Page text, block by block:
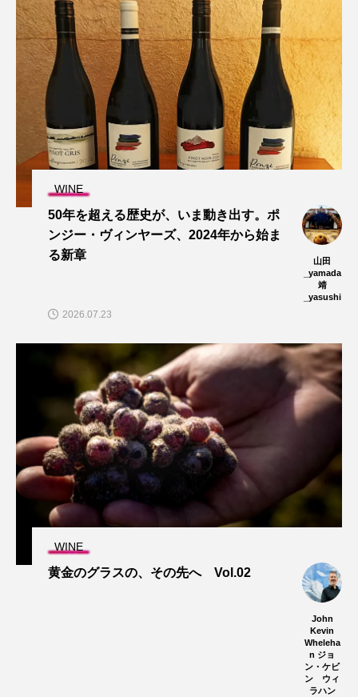
WINE
50年を超える歴史が、いま動き出す。ポ
ンジー・ヴィンヤーズ、2024年から始ま
る新章
山田
_yamada
靖
_yasushi
2026.07.23
WINE
黄金のグラスの、その先へ Vol.02
John
Kevin
Wheleha
n ジョ
ン・ケビ
ン ウィ
ラハン